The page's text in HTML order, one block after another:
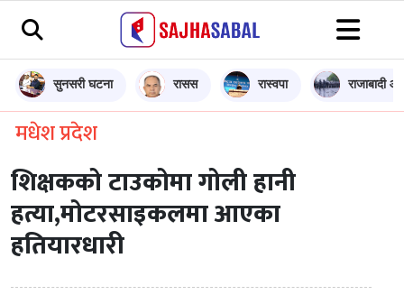
सुनसरी घटना रासस रास्वपा राजाबादी
मधेश प्रदेश
शिक्षकको टाउकोमा गोली हानी
हत्या,मोटरसाइकलमा आएका
हतियारधारी